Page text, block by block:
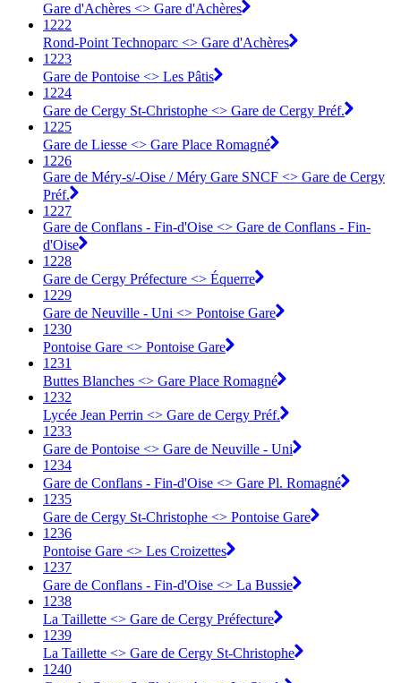
Gare d'Achères <> Gare d'Achères
1222
Rond-Point Technoparc <> Gare d'Achères
1223
Gare de Pontoise <> Les Pâtis
1224
Gare de Cergy St-Christophe <> Gare de Cergy Préf.
1225
Gare de Liesse <> Gare Place Romagné
1226
Gare de Méry-s/-Oise / Méry Gare SNCF <> Gare de Cergy
Préf.
1227
Gare de Conflans - Fin-d'Oise <> Gare de Conflans - Fin-
d'Oise
1228
Gare de Cergy Préfecture <> Équerre
1229
Gare de Neuville - Uni <> Pontoise Gare
1230
Pontoise Gare <> Pontoise Gare
1231
Buttes Blanches <> Gare Place Romagné
1232
Lycée Jean Perrin <> Gare de Cergy Préf.
1233
Gare de Pontoise <> Gare de Neuville - Uni
1234
Gare de Conflans - Fin-d'Oise <> Gare Pl. Romagné
1235
Gare de Cergy St-Christophe <> Pontoise Gare
1236
Pontoise Gare <> Les Croizettes
1237
Gare de Conflans - Fin-d'Oise <> La Bussie
1238
La Taillette <> Gare de Cergy Préfecture
1239
La Taillette <> Gare de Cergy St-Christophe
1240